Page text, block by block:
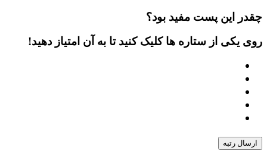
چقدر این پست مفید بود؟
روی یکی از ستاره ها کلیک کنید تا به آن امتیاز دهید!
ارسال رتبه